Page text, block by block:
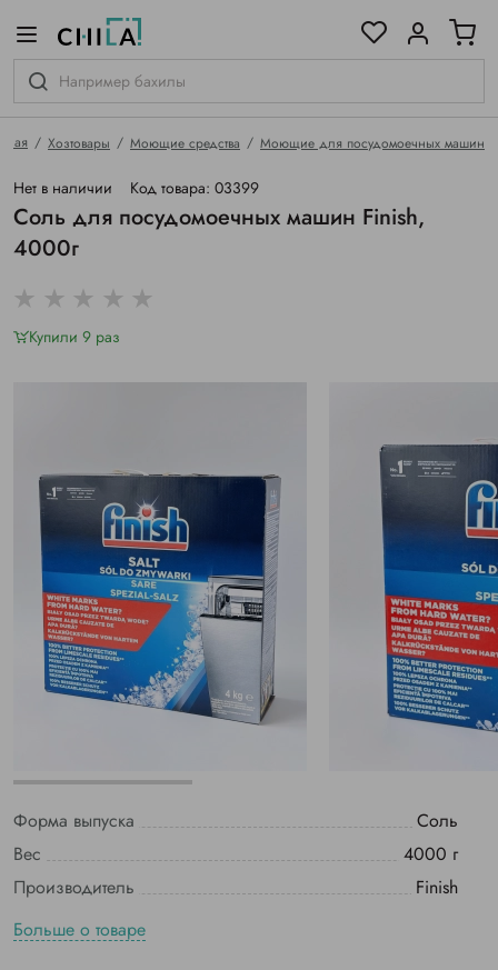
Хозтовары Моющие средства Моющие для посудомоечных машин
Нет в наличии Код товара: 03399
Соль для посудомоечных машин Finish,
4000г
Купили 9 раз
Форма выпуска
Соль
Вес
4000 г
Производитель
Finish
Больше о товаре
гамме